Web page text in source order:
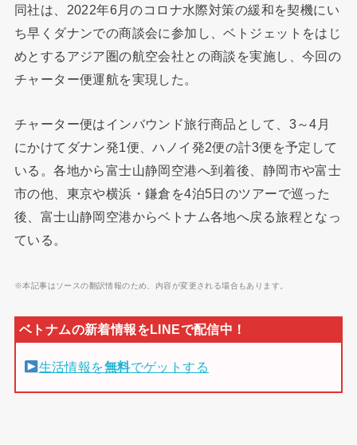
同社は、2022年6月のコロナ水際対策の緩和を契機にい
ち早くダナンでの商談会に参加し、ベトジェットをはじ
めとするアジア圏の航空会社との商談を実施し、今回の
チャーター便運航を実現した。
チャーター便はインバウンド旅行商品として、3～4月
にかけてダナン発1便、ハノイ発2便の計3便を予定して
いる。各地から富士山静岡空港へ到着後、静岡市や富士
市の他、東京や横浜・鎌倉を4泊5日のツアーで巡った
後、富士山静岡空港からベトナム各地へ戻る旅程となっ
ている。
※本記事はソースの翻訳情報のため、内容が変更される場合もあります。
生活情報を無料でゲットする